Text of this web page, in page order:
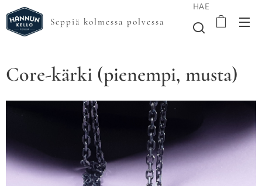
Seppiä kolmessa polvessa
HAE
Core-kärki (pienempi, musta)